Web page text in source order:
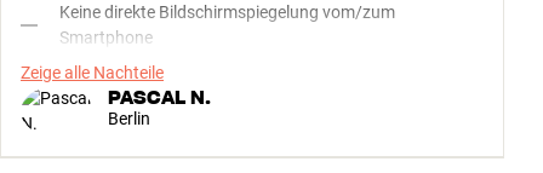
Keine direkte Bildschirmspiegelung vom/zum
Smartphone
Zeige alle Nachteile
PASCAL N.
Berlin